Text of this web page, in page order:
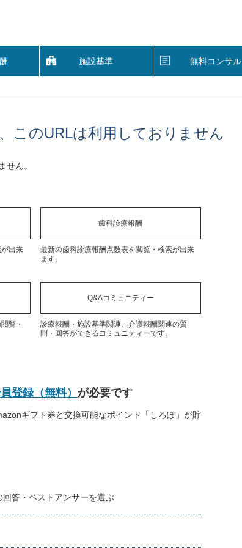
施設基準 無料コンサル
このURLは利用しておりません
せん。
出来
歯科診療報酬
最新の歯科診療報酬点数表を閲覧・検索が出来
ます。
覧・
Q&Aコミュニティー
診療報酬・施設基準関連、介護報酬関連の質
問・回答ができるコミュニティーです。
登録（無料） が必要です
ギフト券と交換可能なポイント「しろぽ」が貯
答・ベストアンサーを選ぶ